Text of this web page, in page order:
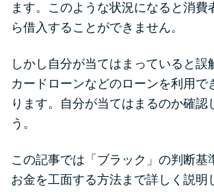
便利なコンテンツ
カードローンQ&A
リボ払いをそのま
損！
ます。このような状況になると消費
ら借入することができません。
しかし自分が当てはまっていると誤
カードローンなどのローンを利用で
ります。自分が当てはまるのか確認
う。
この記事では「ブラック」の判断基
お金を工面する方法まで詳しく説明